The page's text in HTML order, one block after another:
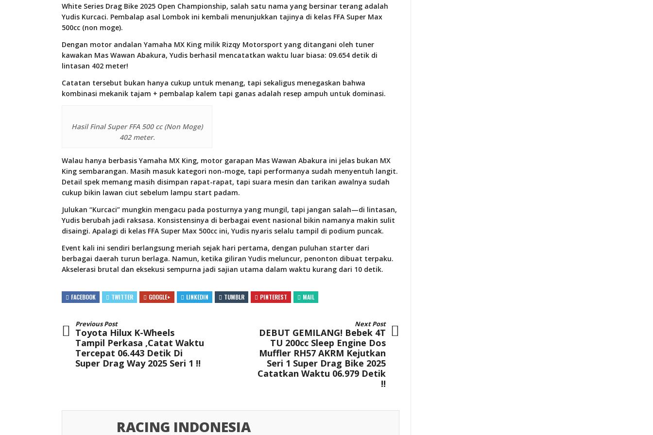
White Series Drag Bike 2025 Open Championship, salah satu nama yang bersinar terang adalah
Yudis Kurcaci. Pembalap asal Lombok ini kembali menunjukkan tajinya di kelas FFA Super Max
500cc (non moge).
Dengan motor andalan Yamaha MX King milik Rizqy Motorsport yang ditangani oleh tuner
kawakan Mas Wawan Abakura, Yudis berhasil mencatatkan waktu luar biasa: 09.654 detik di
lintasan 402 meter!
Catatan tersebut bukan hanya cukup untuk menang, tapi sekaligus menegaskan bahwa
kombinasi mekanik tajam + pembalap kalem tapi ganas adalah resep ampuh untuk dominasi.
Hasil Final Super FFA 500 cc (Non Moge)
402 meter.
Walau hanya berbasis Yamaha MX King, motor garapan Mas Wawan Abakura ini jelas bukan MX
King sembarangan. Masih masuk kategori non-moge, tapi performanya sudah menyentuh langit.
Detail spek memang masih disimpan rapat-rapat, tapi suara mesin dan tarikan awalnya sudah
cukup bikin lawan ciut sebelum lampu start padam.
Julukan “Kurcaci” mungkin mengacu pada posturnya yang mungil, tapi jangan salah—di lintasan,
Yudis berubah jadi raksasa. Konsistensinya di berbagai event nasional bikin namanya makin sulit
disaingi. Apalagi di kelas FFA Super Max 500cc ini, Yudis nyaris selalu tampil di podium puncak.
Event kali ini sendiri berlangsung meriah sejak hari pertama, dengan puluhan starter dari
berbagai daerah turun berlaga. Namun, ketika giliran Yudis meluncur, penonton dibuat terpaku.
Akselerasi brutal dan eksekusi sempurna jadi sajian utama dalam waktu kurang dari 10 detik.
FACEBOOK TWITTER GOOGLE+ LINKEDIN TUMBLR PINTEREST MAIL
Previous Post
Toyota Hilux K-Wheels
Tampil Perkasa ,Catat Waktu
Tercepat 06.443 Detik Di
Super Drag Way 2025 Seri 1 !!
Next Post
DEBUT GEMILANG! Bebek 4T
TU 200cc Sleep Engine Dos
Muffler RH57 AKRM Kejutkan
Seri 1 Super Drag Bike 2025
Catatkan Waktu 06.979 Detik
!!
RACING INDONESIA